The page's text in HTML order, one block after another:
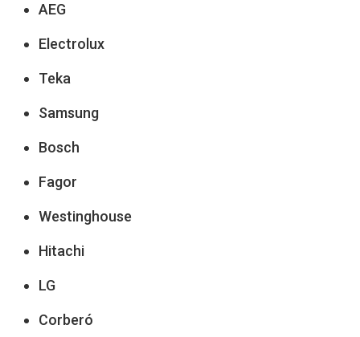
AEG
Electrolux
Teka
Samsung
Bosch
Fagor
Westinghouse
Hitachi
LG
Corberó